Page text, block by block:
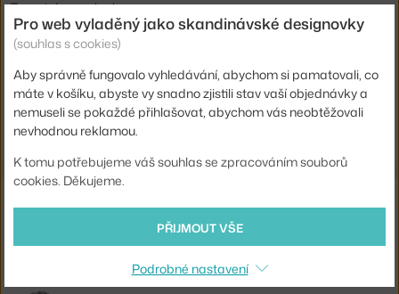
Tvar stolu:
kruh
Kód produktu AUD-71144-002085
Ste zo Slovenska? Prejdite naStolík Androgyne Side, black
Shopping from the EU? Switch to
AUDO COPENHAGEN
Pro web vyladěný jako skandinávské designovky
(souhlas s cookies)
Aby správně fungovalo vyhledávání, abychom si pamatovali, co
máte v košíku, abyste vy snadno zjistili stav vaší objednávky a
nemuseli se pokaždé přihlašovat, abychom vás neobtěžovali
nevhodnou reklamou.
K tomu potřebujeme váš souhlas se zpracováním souborů
cookies. Děkujeme.
PŘIJMOUT VŠE
Podrobné nastavení